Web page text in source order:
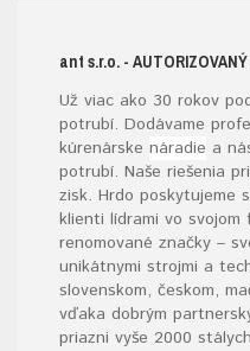
ant s.r.o. -
Už viac ako 30 rokov
potrubí. Dodávame
kúrenárske náradie a
potrubí. Naše riešenia
zisk. Hrdo poskytujeme
klienti lídrami vo svojom
renomované značky –
unikátnymi strojmi a
slovenskom, českom,
vďaka dobrým
priazni vyše 2000